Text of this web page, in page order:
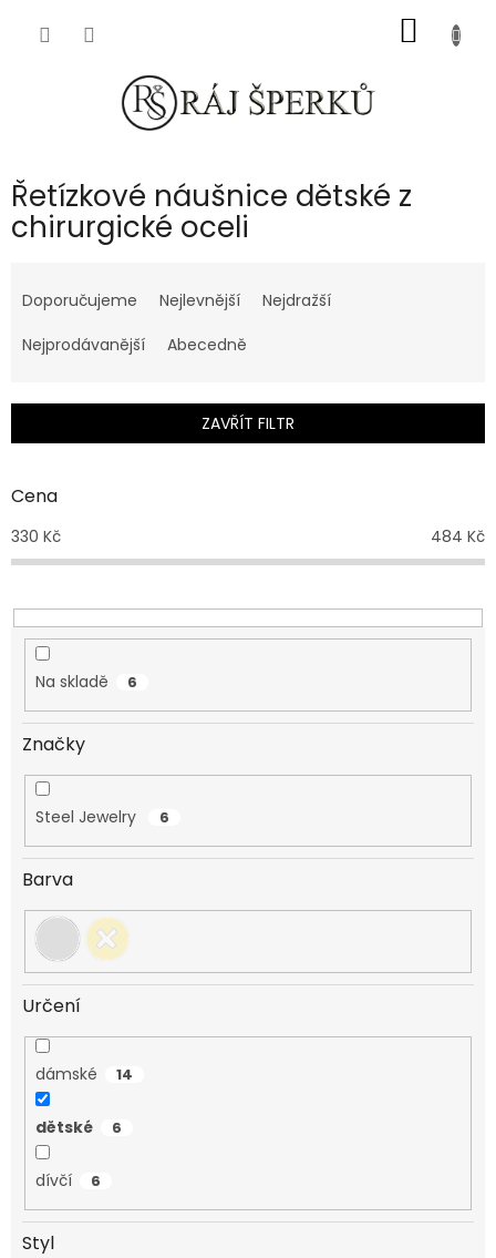
KOŠÍK
Řetízkové náušnice dětské z
chirurgické oceli
a
e
í
r
d
k
t
Doporučujeme Nejlevnější
Nejdražší
Nejprodávanější
Abecedně
ZAVŘÍT FILTR
Cena
330 Kč 484 Kč
Na skladě 6
Značky
Steel Jewelry 6
Barva
Určení
dámské 14
dětské 6
dívčí 6
Styl